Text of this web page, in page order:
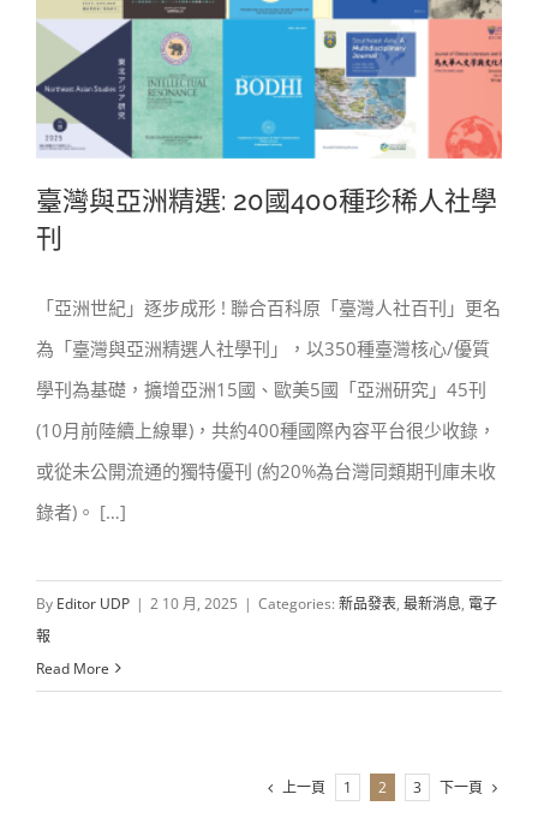
臺灣與亞洲精選: 20國400種珍稀人社學
刊
臺灣與亞洲精選: 20國400種珍稀人社學
刊
「亞洲世紀」逐步成形 ! 聯合百科原「臺灣人社百刊」更名
為「臺灣與亞洲精選人社學刊」，以350種臺灣核心/優質
學刊為基礎，擴增亞洲15國、歐美5國「亞洲研究」45刊
(10月前陸續上線畢)，共約400種國際內容平台很少收錄，
或從未公開流通的獨特優刊 (約20%為台灣同類期刊庫未收
錄者)。 […]
By Editor UDP | 2 10 月, 2025 | Categories: 新品發表, 最新消息, 電子
報
Read More
上一頁 1 2 3 下一頁